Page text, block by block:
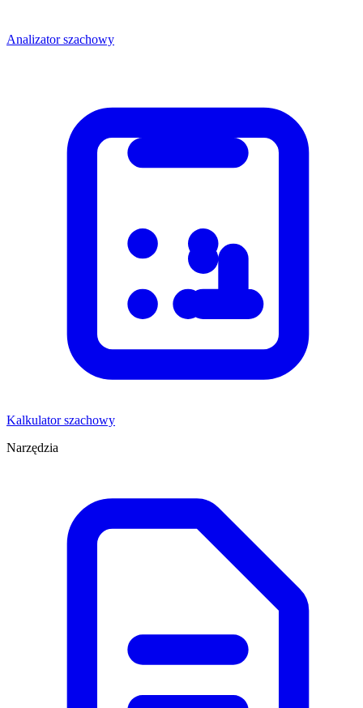
Analizator szachowy
Kalkulator szachowy
Narzędzia